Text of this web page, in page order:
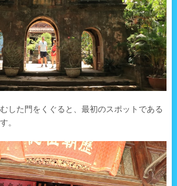
した門をくぐると、最初のスポットである
。